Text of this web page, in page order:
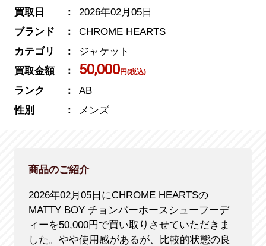
買取日
2026年02月05日
ブランド
CHROME HEARTS
カテゴリ
ジャケット
買取金額
50,000円(税込)
ランク
AB
性別
メンズ
商品のご紹介
2026年02月05日にCHROME HEARTSの
MATTY BOY チョンパーホースシューフーデ
ィーを50,000円で買い取りさせていただきま
した。やや使用感があるが、比較的状態の良